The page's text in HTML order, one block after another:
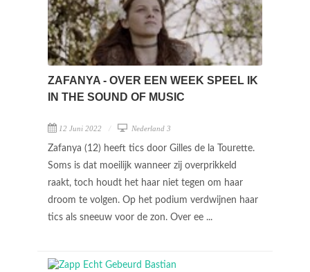
ZAFANYA - OVER EEN WEEK SPEEL IK
IN THE SOUND OF MUSIC
12 Juni 2022 Nederland 3
Zafanya (12) heeft tics door Gilles de la Tourette.
Soms is dat moeilijk wanneer zij overprikkeld
raakt, toch houdt het haar niet tegen om haar
droom te volgen. Op het podium verdwijnen haar
tics als sneeuw voor de zon. Over ee ...